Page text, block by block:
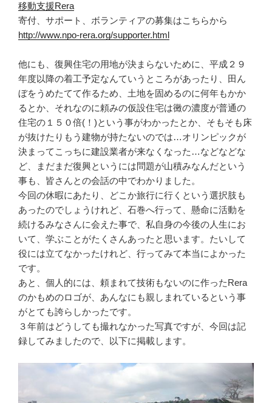
移動支援Rera
寄付、サポート、ボランティアの募集はこちらから
http://www.npo-rera.org/supporter.html
他にも、復興住宅の用地が決まらないために、平成２９
年度以降の着工予定なんていうところがあったり、田ん
ぼをうめたてて作るため、土地を固めるのに何年もかか
るとか、それなのに頼みの仮設住宅は黴の濃度が普通の
住宅の１５０倍(！)という事がわかったとか、そもそも床
が抜けたりもう建物が持たないのでは…オリンピックが
決まってこっちに建設業者が来なくなった…などなどな
ど、まだまだ復興というには問題が山積みなんだという
事も、皆さんとの会話の中でわかりました。
今回の休暇にあたり、どこか旅行に行くという選択肢も
あったのでしょうけれど、石巻へ行って、懸命に活動を
続けるみなさんに会えた事で、私自身の今後の人生にお
いて、学ぶことがたくさんあったと思います。たいして
役には立てなかったけれど、行ってみて本当によかった
です。
あと、個人的には、頼まれて技術もないのに作ったRera
のかもめのロゴが、あんなにも親しまれているという事
がとても誇らしかったです。
３年前はどうしても撮れなかった写真ですが、今回は記
録してみましたので、以下に掲載します。